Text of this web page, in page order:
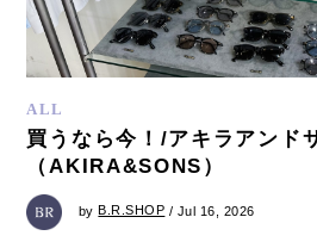
ALL
買うなら今！/アキラアンド
（AKIRA&SONS）
by B.R.SHOP / Jul 16, 2026